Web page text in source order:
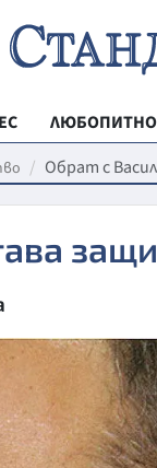
ЛЮБОПИТНО
Обрат с